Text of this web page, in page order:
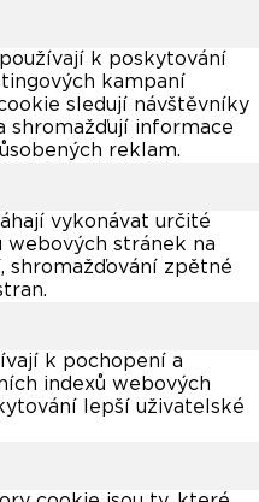
k poskytování
kampaní
sledují návštěvníky
shromažďují informace
reklam.
vykonávat určité
webových stránek na
shromažďování zpětné
k pochopení a
indexů webových
lepší uživatelské